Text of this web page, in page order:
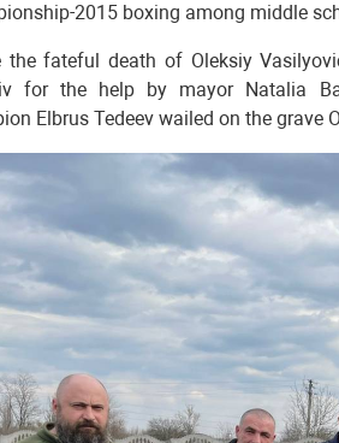
2015 boxing among middle
the fateful death of Oleksiy
for the help by mayor Natalia
Elbrus Tedeev wailed on the grave